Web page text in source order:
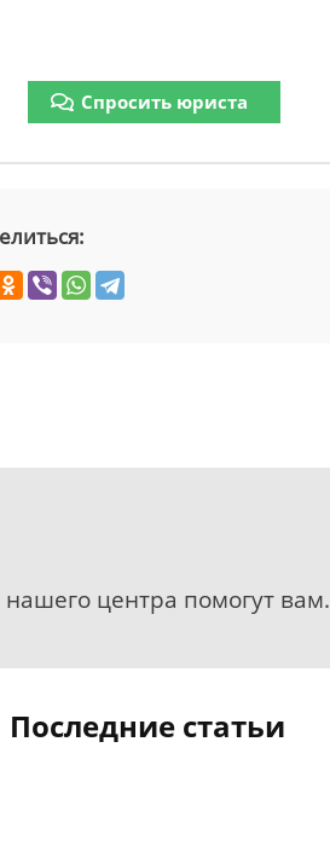
Спросить юриста
центра помогут вам.
Последние статьи